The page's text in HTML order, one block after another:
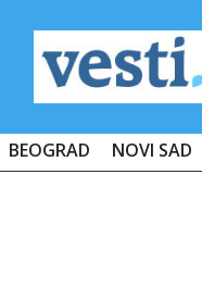
BEOGRAD NOVI SAD